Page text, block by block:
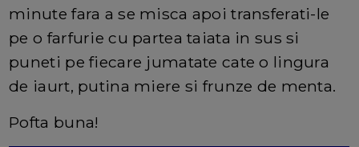
minute fara a se misca apoi transferati-le
pe o farfurie cu partea taiata in sus si
puneti pe fiecare jumatate cate o lingura
de iaurt, putina miere si frunze de menta.
Pofta buna!